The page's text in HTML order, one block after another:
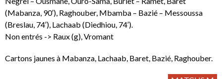
(Mabanza, 90′), Raghouber, Mbamba – Bazié – Messoussa
(Breslau, 74′), Lachaab (Diedhiou, 74′).
Non entrés -> Raux (g), Vromant
Cartons jaunes à Mabanza, Lachaab, Baret, Bazié, Raghouber.